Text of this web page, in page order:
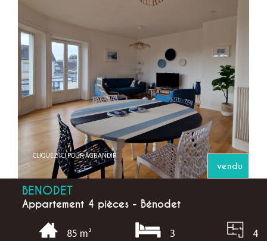
CLIQUEZ ICI POUR AGRANDIR
vendu
BENODET
Appartement 4 pièces - Bénodet
85 m² 3 4